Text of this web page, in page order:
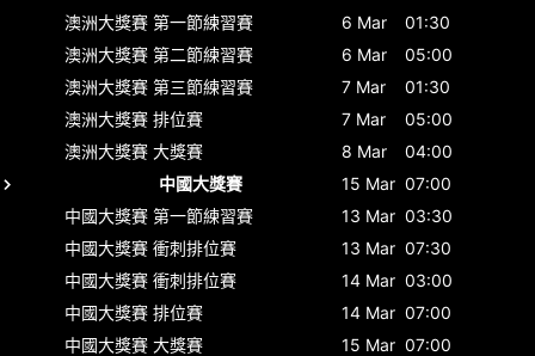
澳洲大獎賽 第一節練習賽 6 Mar
01:30
澳洲大獎賽 第二節練習賽 6 Mar
05:00
澳洲大獎賽 第三節練習賽 7 Mar
01:30
澳洲大獎賽 排位賽 7 Mar
05:00
澳洲大獎賽 大獎賽 8 Mar
04:00
中國大獎賽
15 Mar 07:00
中國大獎賽 第一節練習賽 13 Mar 03:30
中國大獎賽 衝刺排位賽 13 Mar 07:30
中國大獎賽 衝刺排位賽 14 Mar 03:00
中國大獎賽 排位賽 14 Mar 07:00
中國大獎賽 大獎賽 15 Mar 07:00